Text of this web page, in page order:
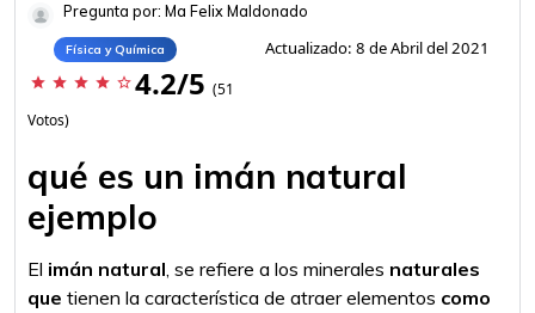
Pregunta por: Ma Felix Maldonado
Física y Química Actualizado: 8 de Abril del 2021
star star star star star_border 4.2/5 (51
Votos)
qué es un imán natural
ejemplo
El imán natural, se refiere a los minerales naturales
que tienen la característica de atraer elementos como